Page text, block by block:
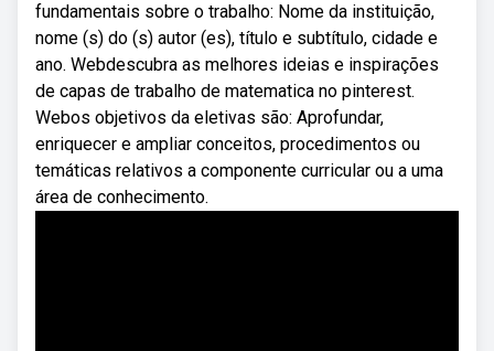
fundamentais sobre o trabalho: Nome da instituição,
nome (s) do (s) autor (es), título e subtítulo, cidade e
ano. Webdescubra as melhores ideias e inspirações
de capas de trabalho de matematica no pinterest.
Webos objetivos da eletivas são: Aprofundar,
enriquecer e ampliar conceitos, procedimentos ou
temáticas relativos a componente curricular ou a uma
área de conhecimento.